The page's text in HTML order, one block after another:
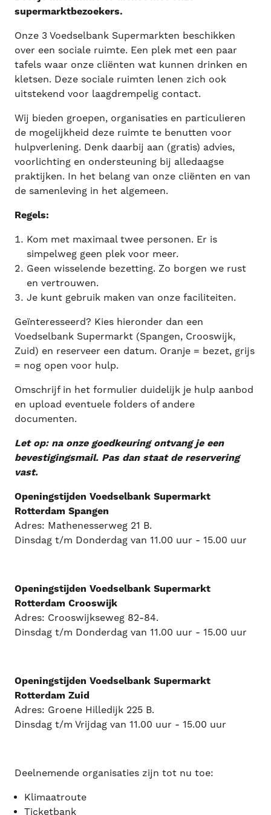
supermarktbezoekers.
Onze 3 Voedselbank Supermarkten beschikken
over een sociale ruimte. Een plek met een paar
tafels waar onze cliënten wat kunnen drinken en
kletsen. Deze sociale ruimten lenen zich ook
uitstekend voor laagdrempelig contact.
Wij bieden groepen, organisaties en particulieren
de mogelijkheid deze ruimte te benutten voor
hulpverlening. Denk daarbij aan (gratis) advies,
voorlichting en ondersteuning bij alledaagse
praktijken. In het belang van onze cliënten en van
de samenleving in het algemeen.
Regels:
Kom met maximaal twee personen. Er is
simpelweg geen plek voor meer.
Geen wisselende bezetting. Zo borgen we rust
en vertrouwen.
Je kunt gebruik maken van onze faciliteiten.
Geïnteresseerd? Kies hieronder dan een
Voedselbank Supermarkt (Spangen, Crooswijk,
Zuid) en reserveer een datum. Oranje = bezet, grijs
= nog open voor hulp.
Omschrijf in het formulier duidelijk je hulp aanbod
en upload eventuele folders of andere
documenten.
Let op: na onze goedkeuring ontvang je een
bevestigingsmail. Pas dan staat de reservering
vast.
Openingstijden Voedselbank Supermarkt
Rotterdam Spangen
Adres: Mathenesserweg 21 B.
Dinsdag t/m Donderdag van 11.00 uur - 15.00 uur
Openingstijden Voedselbank Supermarkt
Rotterdam Crooswijk
Adres: Crooswijkseweg 82-84.
Dinsdag t/m Donderdag van 11.00 uur - 15.00 uur
Openingstijden Voedselbank Supermarkt
Rotterdam Zuid
Adres: Groene Hilledijk 225 B.
Dinsdag t/m Vrijdag van 11.00 uur - 15.00 uur
Deelnemende organisaties zijn tot nu toe:
Klimaatroute
Ticketbank